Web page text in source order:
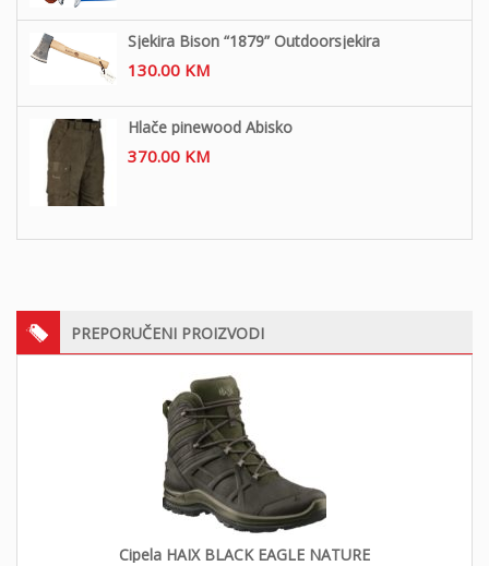
Sjekira Bison “1879” Outdoorsjekira
130.00 KM
Hlače pinewood Abisko
370.00 KM
PREPORUČENI PROIZVODI
Cipela HAIX BLACK EAGLE NATURE